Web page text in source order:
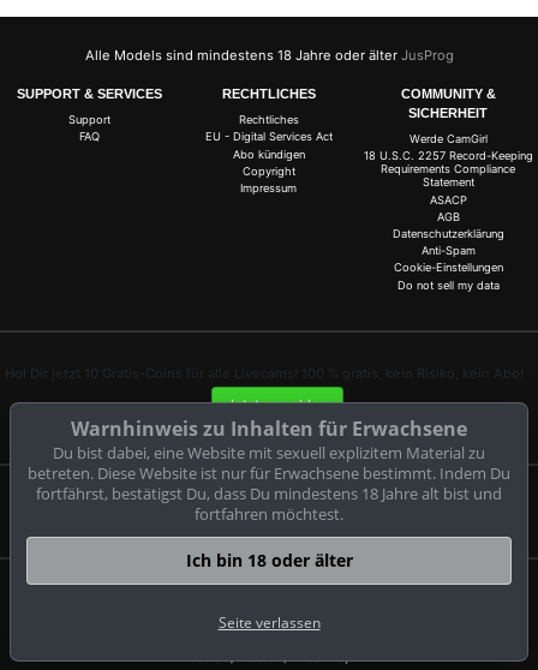
Alle Models sind mindestens 18 Jahre oder älter JusProg
SUPPORT & SERVICES
Support
FAQ
RECHTLICHES
Rechtliches
EU - Digital Services Act
Abo kündigen
Copyright
Impressum
COMMUNITY &
SICHERHEIT
Werde CamGirl
18 U.S.C. 2257 Record-Keeping
Requirements Compliance
Statement
ASACP
AGB
Datenschutzerklärung
Anti-Spam
Cookie-Einstellungen
Do not sell my data
Hol Dir jetzt 10 Gratis-Coins für alle Livecams! 100 % gratis, kein Risiko, kein Abo!
Jetzt anmelden
Beschwerden und Entfernung von Inhalten
CAM-CONTENT S.L. C/Tirant Lo Blanc 4 Esc. C 4 18 E-03730
Warnhinweis zu Inhalten für Erwachsene
Du bist dabei, eine Website mit sexuell explizitem Material zu
betreten. Diese Website ist nur für Erwachsene bestimmt. Indem Du
fortfährst, bestätigst Du, dass Du mindestens 18 Jahre alt bist und
fortfahren möchtest.
Ich bin 18 oder älter
Seite verlassen